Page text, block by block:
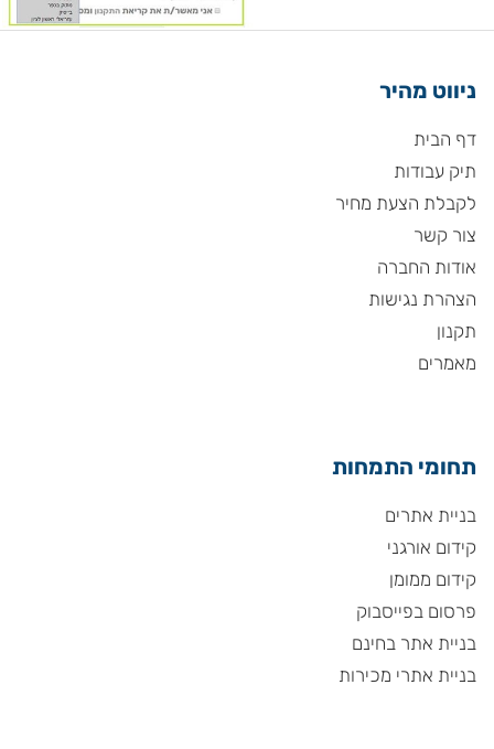
ניווט מהיר
דף הבית
תיק עבודות
לקבלת הצעת מחיר
צור קשר
אודות החברה
הצהרת נגישות
תקנון
מאמרים
תחומי התמחות
בניית אתרים
קידום אורגני
קידום ממומן
פרסום בפייסבוק
בניית אתר בחינם
בניית אתרי מכירות